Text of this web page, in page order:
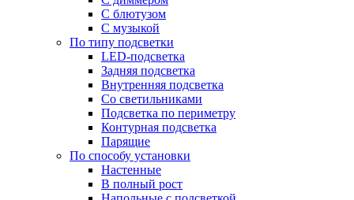
С блютузом
С музыкой
По типу подсветки
LED-подсветка
Задняя подсветка
Внутренняя подсветка
Со светильниками
Подсветка по периметру
Контурная подсветка
Парящие
По способу установки
Настенные
В полный рост